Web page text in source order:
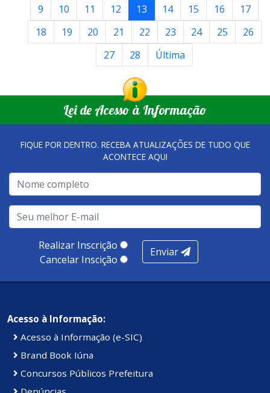
9
10 11 12 13 14 15 16
17
18
19 20 21 22 23 24 25
26
27
28 Última
Lei de Acesso à Informação
FIQUE POR DENTRO. RECEBA ATUALIZAÇÕES DE TUDO QUE
ACONTECE AQUI
Realizar Inscrição
Cancelar Inscição
Enviar
Acesso à Informação:
Acesso à Informação (e-SIC)
Brand Book Iúna
Concursos Públicos Prefeitura